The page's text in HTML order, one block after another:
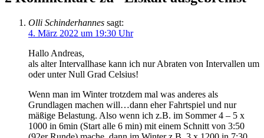
Olli Schinderhannes sagt:
4. März 2022 um 19:30 Uhr
Hallo Andreas,
als alter Intervallhase kann ich nur Abraten von Intervallen um
oder unter Null Grad Celsius!
Wenn man im Winter trotzdem mal was anderes als
Grundlagen machen will…dann eher Fahrtspiel und nur
mäßige Belastung. Also wenn ich z.B. im Sommer 4 – 5 x
1000 in 6min (Start alle 6 min) mit einem Schnitt von 3:50